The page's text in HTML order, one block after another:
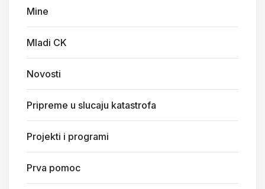
Mine
Mladi CK
Novosti
Pripreme u slucaju katastrofa
Projekti i programi
Prva pomoc